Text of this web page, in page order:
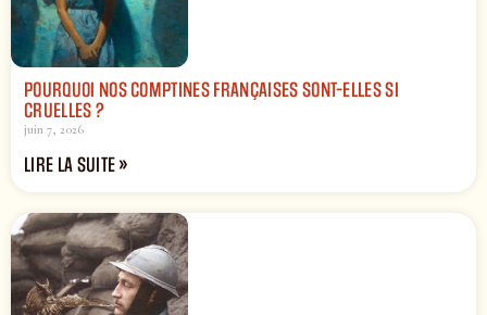
POURQUOI NOS COMPTINES FRANÇAISES SONT-ELLES SI
CRUELLES ?
juin 7, 2026
LIRE LA SUITE »